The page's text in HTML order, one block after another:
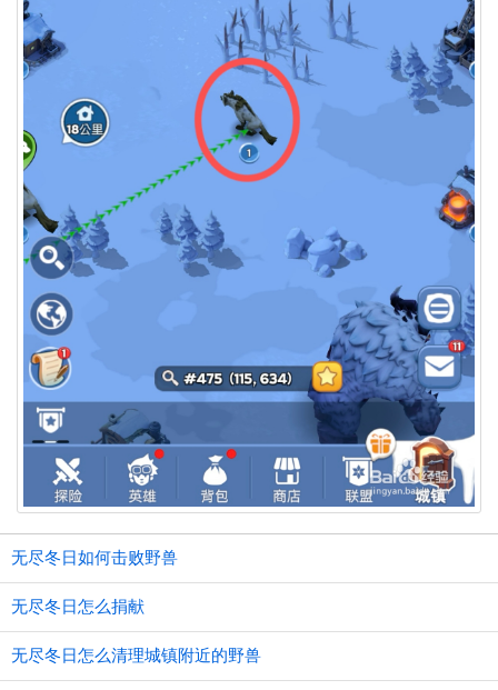
无尽冬日如何击败野兽
无尽冬日怎么捐献
无尽冬日怎么清理城镇附近的野兽